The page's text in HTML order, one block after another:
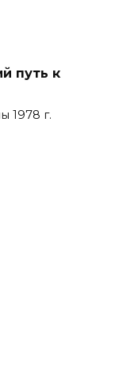
путь к
1978 г.